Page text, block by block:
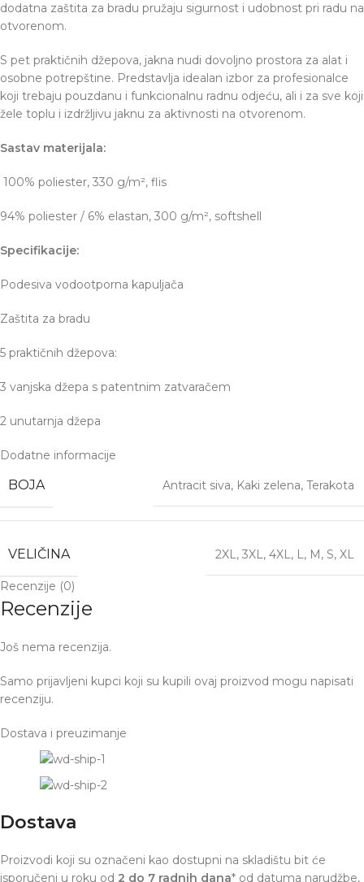
dodatna zaštita za bradu pružaju sigurnost i udobnost pri radu na
otvorenom.
S pet praktičnih džepova, jakna nudi dovoljno prostora za alat i
osobne potrepštine. Predstavlja idealan izbor za profesionalce
koji trebaju pouzdanu i funkcionalnu radnu odjeću, ali i za sve koji
žele toplu i izdržljivu jaknu za aktivnosti na otvorenom.
Sastav materijala:
100% poliester, 330 g/m², flis
94% poliester / 6% elastan, 300 g/m², softshell
Specifikacije:
Podesiva vodootporna kapuljača
Zaštita za bradu
5 praktičnih džepova:
3 vanjska džepa s patentnim zatvaračem
2 unutarnja džepa
Dodatne informacije
BOJA Antracit siva, Kaki zelena, Terakota
VELIČINA 2XL, 3XL, 4XL, L, M , S, XL
Recenzije (0)
Recenzije
Još nema recenzija.
Samo prijavljeni kupci koji su kupili ovaj proizvod mogu napisati
recenziju.
Dostava i preuzimanje
Dostava
Proizvodi koji su označeni kao dostupni na skladištu bit će
isporučeni u roku od 2 do 7 radnih dana* od datuma narudžbe,